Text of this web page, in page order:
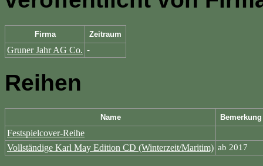
Firma Zeitraum
Gruner Jahr AG Co. -
Reihen
Name Bemerkung
Festspielcover-Reihe
Vollständige Karl May Edition CD (Winterzeit/Maritim) ab 2017